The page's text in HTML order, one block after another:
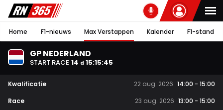
Home F1-nieuws Max Verstappen Kalender F1-stand
GP NEDERLAND
START RACE 14 d 15:15:45
Kwalificatie 22 aug. 2026 14:00 - 15:00
Race
23 aug. 2026 13:00 - 15:00